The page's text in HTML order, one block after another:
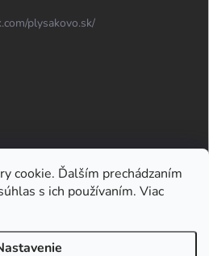
cookie. Ďalším prechádzaním
s ich používaním. Viac
plysakovo.sk/